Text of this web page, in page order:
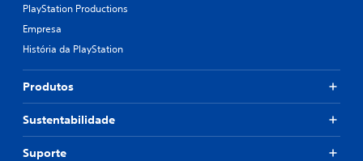
PlayStation Productions
Empresa
História da PlayStation
Produtos
Sustentabilidade
Suporte